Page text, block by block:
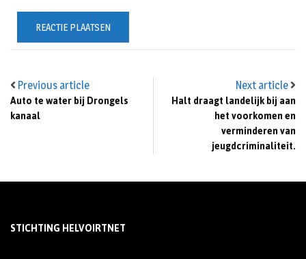
Previous article
Auto te water bij Drongels
kanaal
Next article
Halt draagt landelijk bij aan
het voorkomen en
verminderen van
jeugdcriminaliteit.
STICHTING HELVOIRTNET